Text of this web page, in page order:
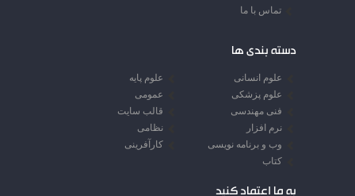
تماس با ما
دسته بندی ها
علوم انسانی
علوم پایه
علوم پزشکی
عمومی
فنی مهندسی
قالب سایت
نرم افزار
نظامی
وب و برنامه نویسی
کارآفرینی
کتاب
به ما اعتماد کنید